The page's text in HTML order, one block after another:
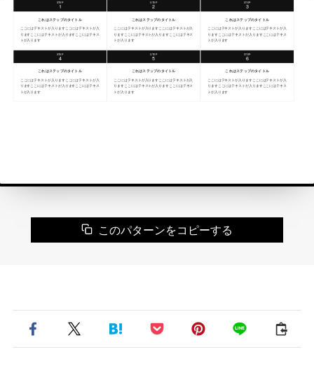
このパターンをコピーする